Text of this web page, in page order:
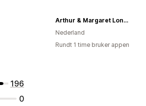
196
0
Arthur & Margaret London
Nederland
Rundt 1 time bruker appen